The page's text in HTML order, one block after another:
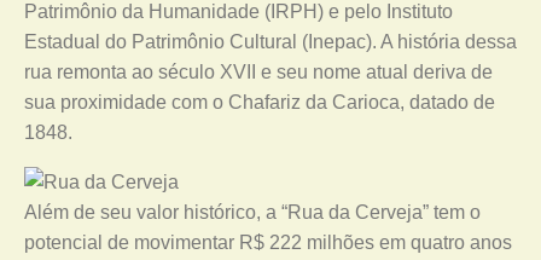
Patrimônio da Humanidade (IRPH) e pelo Instituto
Estadual do Patrimônio Cultural (Inepac). A história dessa
rua remonta ao século XVII e seu nome atual deriva de
sua proximidade com o Chafariz da Carioca, datado de
1848.
Além de seu valor histórico, a “Rua da Cerveja” tem o
potencial de movimentar R$ 222 milhões em quatro anos